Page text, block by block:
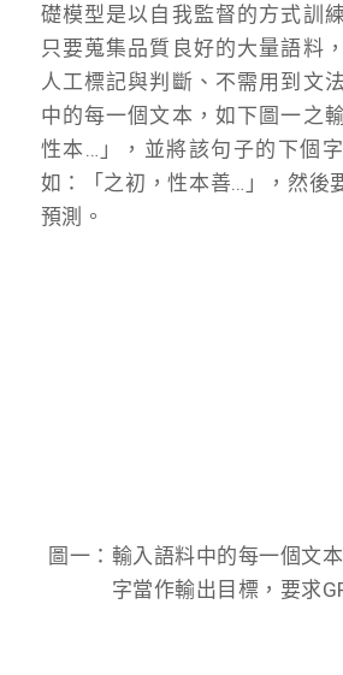
礎模型是以自我監督的方式訓
只要蒐集品質良好的大量語料
人工標記與判斷、不需用到文
中的每一個文本，如下圖一之
性本…」，並將該句子的下個
如：「之初，性本善…」，然後
預測。
圖一：輸入語料中的每一個文
字當作輸出目標，要求